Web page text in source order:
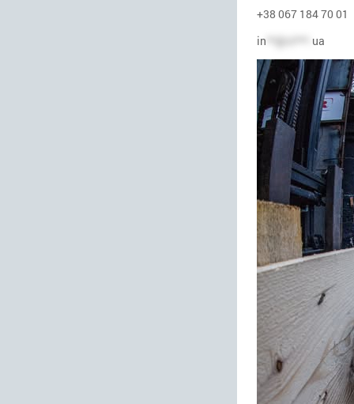
+38 067 184 70 01
in **@vi***. ua